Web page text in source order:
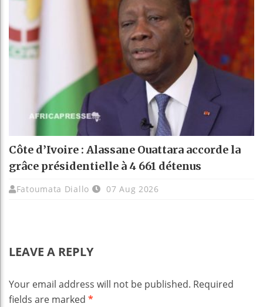
Côte d’Ivoire : Alassane Ouattara accorde la
grâce présidentielle à 4 661 détenus
Fatoumata Diallo 07 Aug 2026
LEAVE A REPLY
Your email address will not be published. Required
fields are marked *